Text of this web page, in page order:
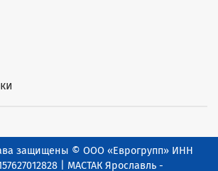
защищены © ООО «Еврогрупп» ИНН
| МАСТАК Ярославль -